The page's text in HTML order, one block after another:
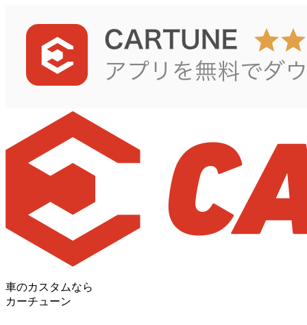
車のカスタムなら
カーチューン